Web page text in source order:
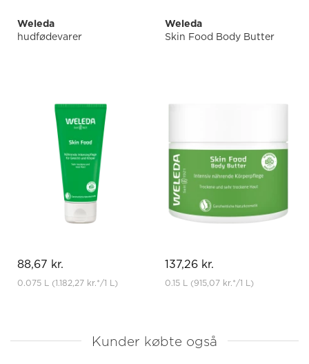
Weleda
hudfødevarer
88,67 kr.
0.075 L (1.182,27 kr.*/1 L)
Weleda
Skin Food Body Butter
137,26 kr.
0.15 L (915,07 kr.*/1 L)
Kunder købte også